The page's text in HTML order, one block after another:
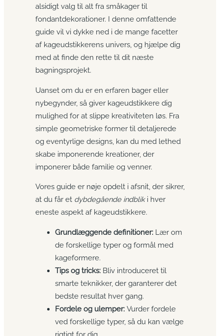
alsidigt valg til alt fra småkager til
fondantdekorationer. I denne omfattende
guide vil vi dykke ned i de mange facetter
af kageudstikkerens univers, og hjælpe dig
med at finde den rette til dit næste
bagningsprojekt.
Uanset om du er en erfaren bager eller
nybegynder, så giver kageudstikkere dig
mulighed for at slippe kreativiteten løs. Fra
simple geometriske former til detaljerede
og eventyrlige designs, kan du med lethed
skabe imponerende kreationer, der
imponerer både familie og venner.
Vores guide er nøje opdelt i afsnit, der sikrer,
at du får et dybdegående indbliki hver
eneste aspekt af kageudstikkere.
Grundlæggende definitioner: Lær om
de forskellige typer og formål med
kageformere.
Tips og tricks: Bliv introduceret til
smarte teknikker, der garanterer det
bedste resultat hver gang.
Fordele og ulemper: Vurder fordele
ved forskellige typer, så du kan vælge
rigtigt for dig.